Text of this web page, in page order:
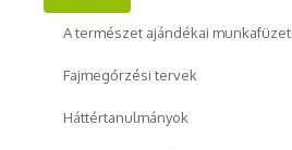
A természet ajándékai munkafüzet
Fajmegőrzési tervek
Háttértanulmányok